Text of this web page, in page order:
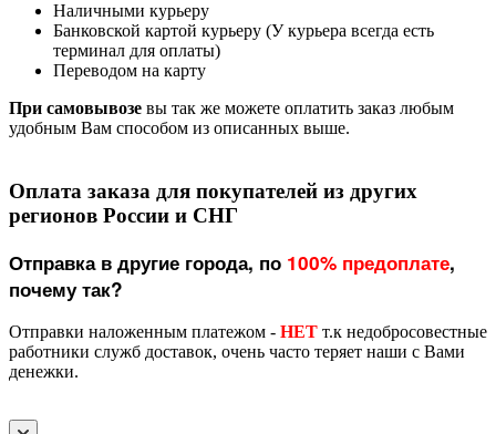
Наличными курьеру
Банковской картой курьеру (У курьера всегда есть
терминал для оплаты)
Переводом на карту
При самовывозе вы так же можете оплатить заказ любым
удобным Вам способом из описанных выше.
Оплата заказа для покупателей из других
регионов России и СНГ
Отправка в другие города, по 100% предоплате,
почему так?
Отправки наложенным платежом - НЕТ т.к недобросовестные
работники служб доставок, очень часто теряет наши с Вами
денежки.